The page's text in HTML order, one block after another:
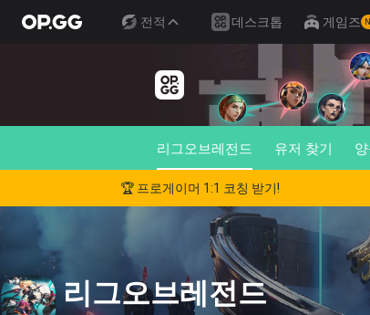
전적 데스크톱 게임즈
리그오브레전드 유저 찾기
🏆 프로게이머 1:1 코칭 받기!
리그오브레전드